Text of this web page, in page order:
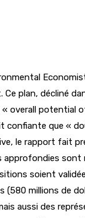
plan, décliné
overall
confiante que
rapport fait
soient
(580 millions de
aussi des